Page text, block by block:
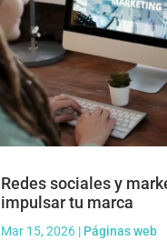
Redes sociales y
impulsar tu marca
Mar 15, 2026| Páginas web